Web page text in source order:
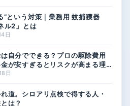
”という対策｜業務用 蚊捕獲器
ル2」とは
日
自分でできる？プロの駆除費用
が安すぎるとリスクが高まる理
日
道。シロアリ点検で得する人・
は？